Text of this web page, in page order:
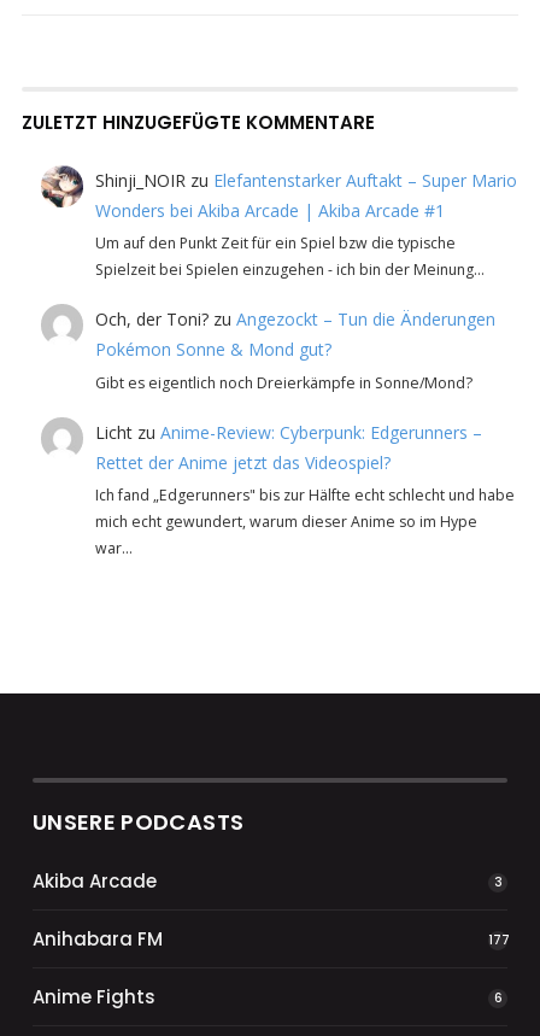
ZULETZT HINZUGEFÜGTE KOMMENTARE
Shinji_NOIR zu Elefantenstarker Auftakt – Super Mario
Wonders bei Akiba Arcade | Akiba Arcade #1
Um auf den Punkt Zeit für ein Spiel bzw die typische
Spielzeit bei Spielen einzugehen - ich bin der Meinung…
Och, der Toni? zuAngezockt – Tun die Änderungen
Pokémon Sonne & Mond gut?
Gibt es eigentlich noch Dreierkämpfe in Sonne/Mond?
Licht zuAnime-Review: Cyberpunk: Edgerunners –
Rettet der Anime jetzt das Videospiel?
Ich fand „Edgerunners" bis zur Hälfte echt schlecht und habe
mich echt gewundert, warum dieser Anime so im Hype
war…
UNSERE PODCASTS
Akiba Arcade 3
Anihabara FM 177
Anime Fights 6